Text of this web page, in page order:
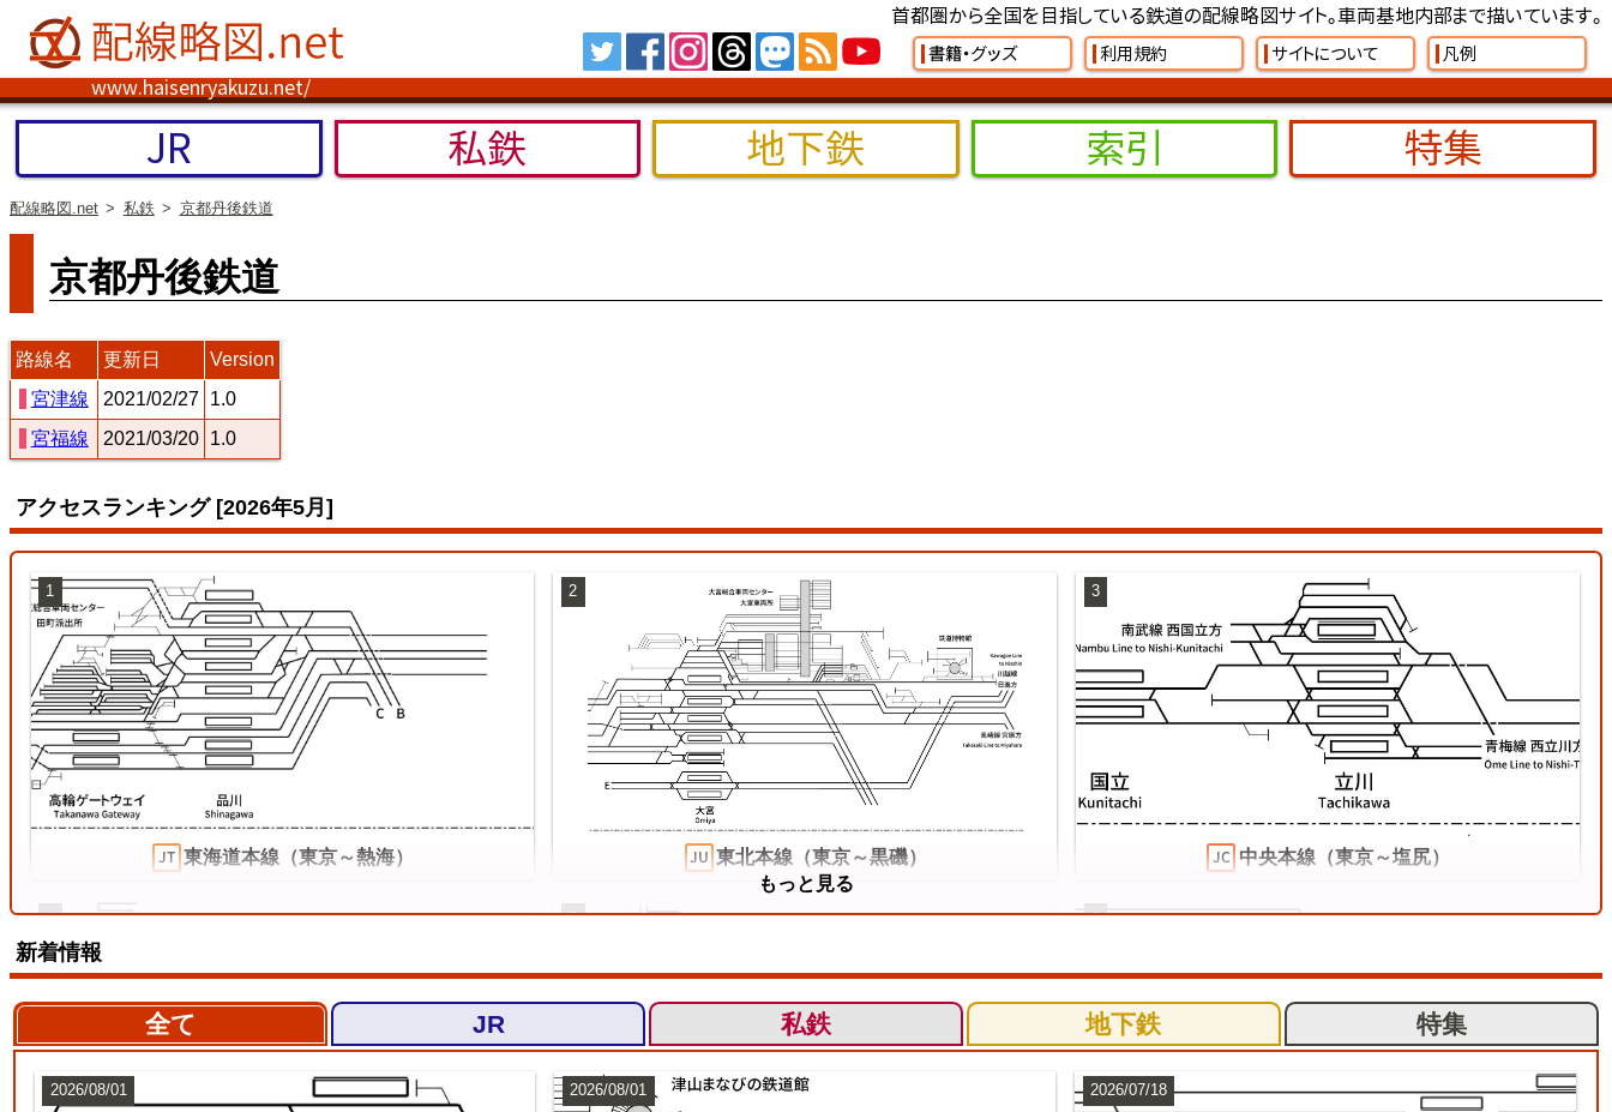
首都圏から全国を目指している鉄道の配線略図サイト。車両基地内部まで描いています。
書籍・グッズ 利用規約 サイトについて 凡例
www.haisenryakuzu.net/
Tw FB IG TH MS RSS
JR 私鉄 地下鉄 索引 特集
配線略図.net 私鉄 京都丹後鉄道
京都丹後鉄道
路線名 更新日
Version
宮津線
2021/02/27 1.0
宮福線
2021/03/20 1.0
アクセスランキング [2026年5月]
東海道本線（東京～熱海）
1
東北本線（東京～黒磯）
2
中央本線（東京～塩尻）
3
4 5 6
もっと見る
新着情報
全て JR 私鉄 地下鉄 特集
2026/08/01 2026/08/01 2026/07/18